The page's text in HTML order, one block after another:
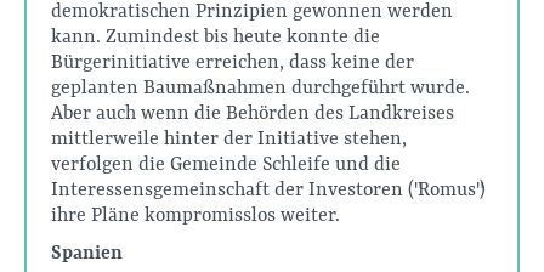
demokratischen Prinzipien gewonnen werden
kann. Zumindest bis heute konnte die
Bürgerinitiative erreichen, dass keine der
geplanten Baumaßnahmen durchgeführt wurde.
Aber auch wenn die Behörden des Landkreises
mittlerweile hinter der Initiative stehen,
verfolgen die Gemeinde Schleife und die
Interessensgemeinschaft der Investoren ("Romus")
ihre Pläne kompromisslos weiter.
Spanien